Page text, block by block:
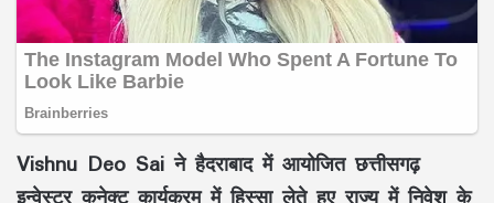
Vishnu Deo Sai ने हैदराबाद में आयोजित छत्तीसगढ़